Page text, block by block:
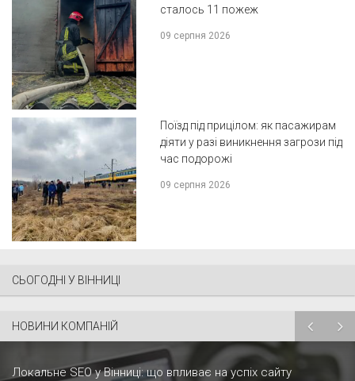
сталось 11 пожеж
09 серпня 2026
Поїзд під прицілом: як пасажирам
діяти у разі виникнення загрози під
час подорожі
09 серпня 2026
СЬОГОДНІ У ВІННИЦІ
НОВИНИ КОМПАНІЙ
Локальне SEO у Вінниці: що впливає на успіх сайту